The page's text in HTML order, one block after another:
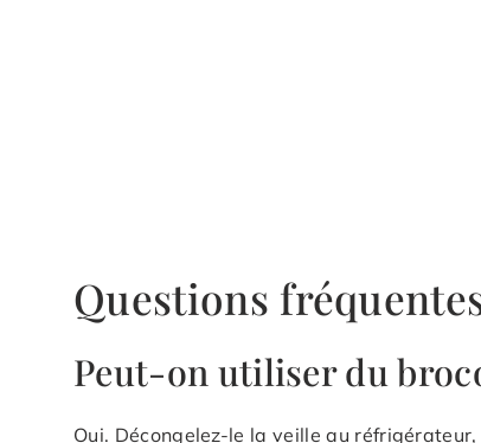
Questions
Peut-on utiliser du
Oui. Décongelez-le la veille au